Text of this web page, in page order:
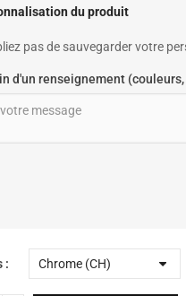
du produit
pas de sauvegarder votre
d'un renseignement